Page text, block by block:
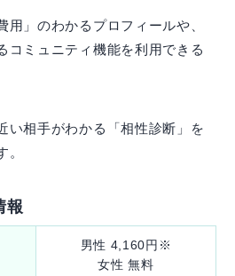
用」のわかるプロフィールや、
コミュニティ機能を利用できる
い相手がわかる「相性診断」を
。
報
男性 4,160円※
女性 無料